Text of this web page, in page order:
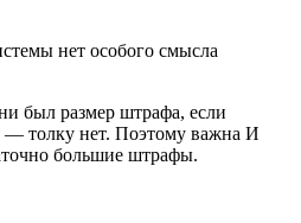
нет особого смысла
был размер штрафа, если
толку нет. Поэтому важна И
большие штрафы.